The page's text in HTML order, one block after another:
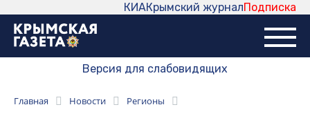
Подписка
Крымский журнал
КИА
Версия для слабовидящих
Главная Новости Регионы